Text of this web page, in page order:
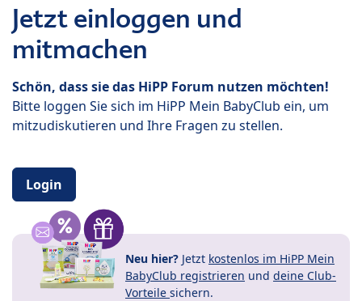
Jetzt einloggen und
mitmachen
Schön, dass sie das HiPP Forum nutzen möchten!
Bitte loggen Sie sich im HiPP Mein BabyClub ein, um
mitzudiskutieren und Ihre Fragen zu stellen.
Login
Neu hier? Jetzt kostenlos im HiPP Mein
BabyClub registrieren und deine Club-
Vorteile sichern.